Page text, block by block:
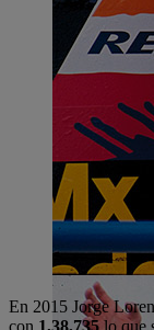
En 2015 Jorge
con 1,38.735 lo que